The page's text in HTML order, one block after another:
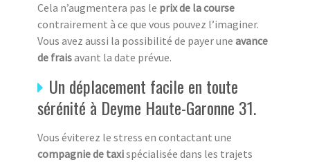
Cela n’augmentera pas le prix de la course
contrairement à ce que vous pouvez l’imaginer.
Vous avez aussi la possibilité de payer une avance
de fraisavant la date prévue.
Un déplacement facile en toute
sérénité à Deyme Haute-Garonne 31.
Vous éviterez le stress en contactant une
compagnie de taxispécialisée dans les trajets